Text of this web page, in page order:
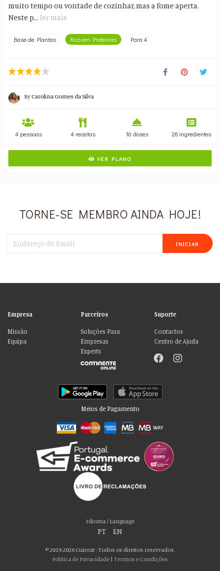
muito tempo ou vontade de cozinhar, mas a fome aperta.
Neste p...ler mais
Base de Plantas Rico em Proteínas Para 4
ByCarolina Gomes da Silva
4 pessoas 4 receitas 16 doses 28 ingredientes
VER PLANO
TORNE-SE MEMBRO AINDA HOJE!
INICIAR
Empresa
Missão
Equipa
Parceiros
Soluções Para
Empresas
Experts
Suporte
Contactos
Centro de Ajuda
Meios de Pagamento
Idioma / Language
PT EN
© 2019-2026 Cuizeat - Todos os direitos reservados.
Política de Privacidade | Termos e Condições
Por favor aceite as nossas deliciosas
Usamos cookies para personalizar conteúdo e anúncios, fornecer recursos
de mídia social e analisar nosso tráfego. Também compartilhamos
social, publicidade e análise, que podem combiná-lo com outras informações
que você forneceu a eles ou que coletaram do uso de seus serviços. Você